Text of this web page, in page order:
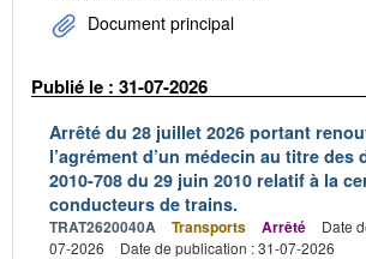
Document principal
Publié le : 31-07-2026
Arrêté du 28 juillet 2026 portant
l’agrément d’un médecin au titre des
2010-708 du 29 juin 2010 relatif à la
conducteurs de trains.
TRAT2620040A Transports Arrêté
Date
07-2026
Date de publication : 31-07-2026